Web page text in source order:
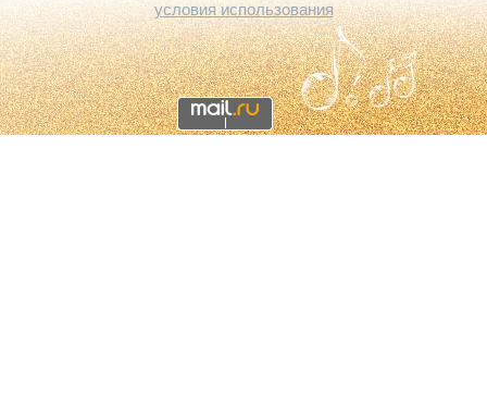
условия использования